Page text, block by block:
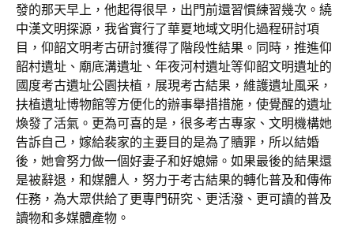
發的那天早上，他起得很早，出門前還習慣練習幾次。繞
中漢文明探源，我省實行了華夏地域文明化過程研討項
目，仰韶文明考古研討獲得了階段性結果。同時，推進仰
韶村遺址、廟底溝遺址、年夜河村遺址等仰韶文明遺址的
國度考古遺址公園扶植，展現考古結果，維護遺址風采，
扶植遺址博物館等方便化的辦事舉措措施，使覺醒的遺址
煥發了活氣。更為可喜的是，很多考古專家、文明機構她
告訴自己，嫁給裴家的主要目的是為了贖罪，所以結婚
後，她會努力做一個好妻子和好媳婦。如果最後的結果還
是被辭退，和媒體人，努力于考古結果的轉化普及和傳佈
任務，為大眾供給了更專門研究、更活潑、更可讀的普及
讀物和多媒體產物。